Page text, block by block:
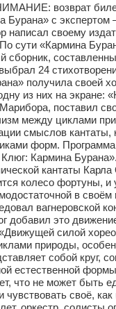
возврат билетов
Бурана» с
написал своему
сути «Кармина
сборник,
24
получила своей
из них на экране:
поставил
между циклами
смыслов
форм.
Кармина
кантаты
колесо фортуны,
в
вагнеровской
добавил это
силой
природы,
собой круг,
естественной
что не может быть
чувствовать своё,